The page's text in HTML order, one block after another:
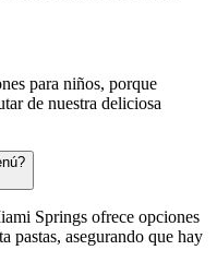
para niños, porque
de nuestra deliciosa
Springs ofrece opciones
pastas, asegurando que hay